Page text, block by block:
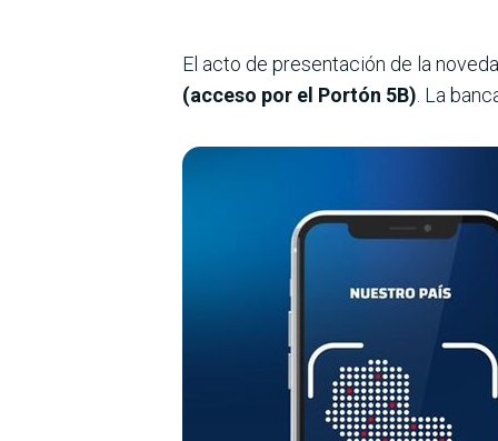
El acto de presentación de la
(acceso por el Portón 5B) . La